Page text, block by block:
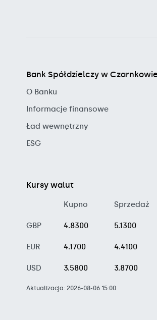
Bank Spółdzielczy w Czarnkowie
O Banku
Informacje finansowe
Ład wewnętrzny
ESG
Kursy walut
Kupno Sprzedaż
GBP 4.8300 5.1300
EUR 4.1700 4.4100
USD 3.5800 3.8700
Aktualizacja: 2026-08-06 15:00